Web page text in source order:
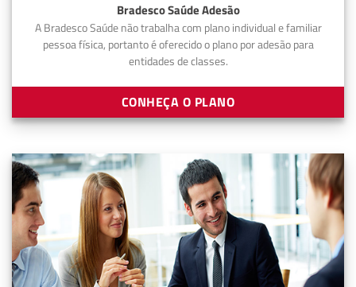
Bradesco Saúde Adesão
A Bradesco Saúde não trabalha com plano individual e familiar
pessoa física, portanto é oferecido o plano por adesão para
entidades de classes.
CONHEÇA O PLANO